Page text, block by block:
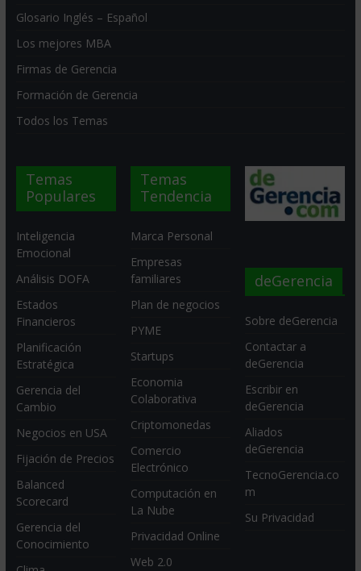
Glosario Inglés – Español
Los mejores MBA
Firmas de Gerencia
Formación de Gerencia
Todos los Temas
Temas
Populares
Inteligencia
Emocional
Análisis DOFA
Estados
Financieros
Planificación
Estratégica
Gerencia del
Cambio
Negocios en USA
Fijación de Precios
Balanced
Scorecard
Gerencia del
Conocimiento
Temas
Tendencia
Marca Personal
Empresas
familiares
Plan de negocios
PYME
Startups
Economia
Colaborativa
Criptomonedas
Comercio
Electrónico
Computación en
La Nube
Privacidad Online
Web 2.0
deGerencia
Sobre deGerencia
Contactar a
deGerencia
Escribir en
deGerencia
Aliados
deGerencia
TecnoGerencia.co
m
Su Privacidad